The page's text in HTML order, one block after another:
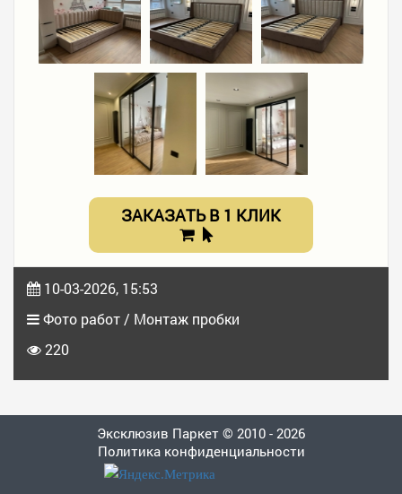
ЗАКАЗАТЬ В 1 КЛИК
10-03-2026, 15:53
Фото работ / Монтаж пробки
220
Эксклюзив Паркет © 2010 - 2026
Политика конфиденциальности